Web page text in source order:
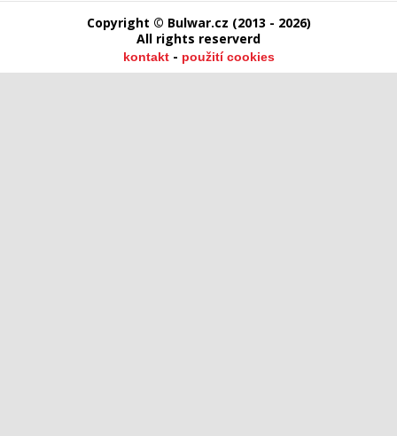
Copyright © Bulwar.cz (2013 - 2026)
All rights reserverd
kontakt- použití cookies